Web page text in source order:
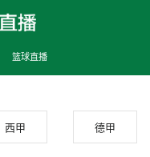
篮球直播
西甲 德甲